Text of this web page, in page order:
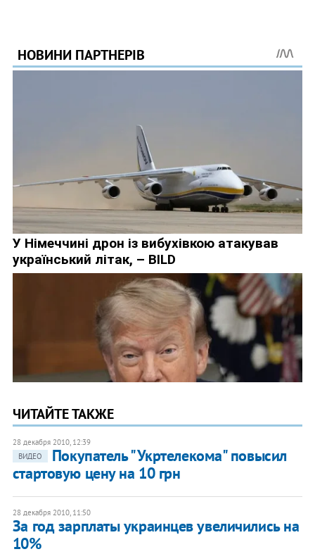
ЧИТАЙТЕ ТАКЖЕ
28 декабря 2010, 12:39
ВИДЕО
Покупатель "Укртелекома" повысил
стартовую цену на 10 грн
28 декабря 2010, 11:50
За год зарплаты украинцев увеличились на
10%